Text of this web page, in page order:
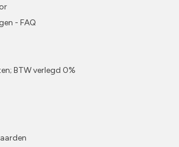
- FAQ
BTW verlegd 0%